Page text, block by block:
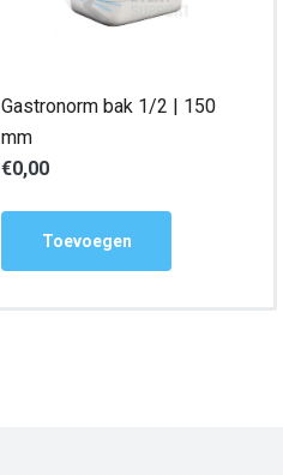
Gastronorm bak 1/2 | 150
mm
€0,00
Toevoegen